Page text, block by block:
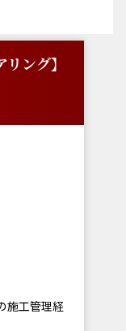
ング】
施工管理経